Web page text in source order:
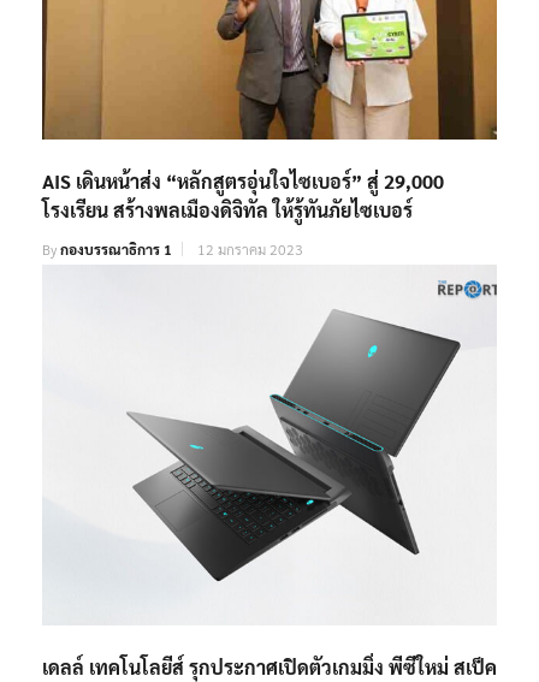
AIS เดินหน้าส่ง “หลักสูตรอุ่นใจไซเบอร์” สู่ 29,000
โรงเรียน สร้างพลเมืองดิจิทัล ให้รู้ทันภัยไซเบอร์
Byกองบรรณาธิการ 1 12 มกราคม 2023
เดลล์ เทคโนโลยีส์ รุกประกาศเปิดตัวเกมมิ่ง พีซีใหม่ สเป็ค